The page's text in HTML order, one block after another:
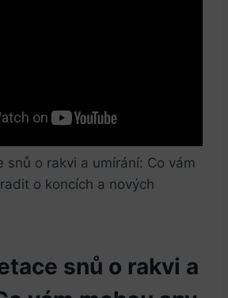
snů o‌ rakvi ⁢a